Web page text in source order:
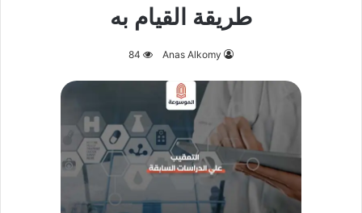
طريقة القيام به
Anas Alkomy
84